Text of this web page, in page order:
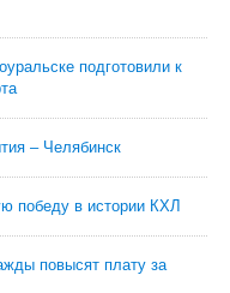
подготовили к
– Челябинск
победу в истории КХЛ
повысят плату за